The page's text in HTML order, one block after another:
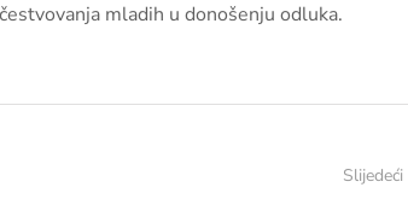
mladih u donošenju odluka.
Slijedeći